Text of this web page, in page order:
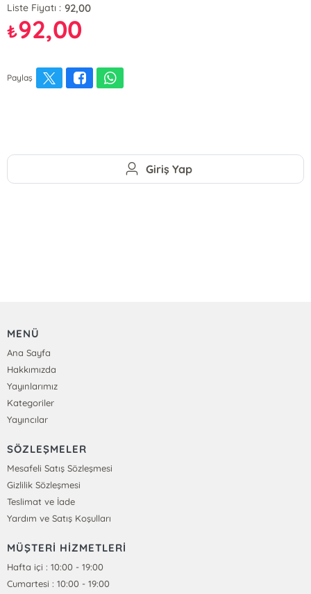
Liste Fiyatı : 92,00
₺92,00
Paylaş
Giriş Yap
MENÜ
Ana Sayfa
Hakkımızda
Yayınlarımız
Kategoriler
Yayıncılar
SÖZLEŞMELER
Mesafeli Satış Sözleşmesi
Gizlilik Sözleşmesi
Teslimat ve İade
Yardım ve Satış Koşulları
MÜŞTERİ HİZMETLERİ
Hafta içi : 10:00 - 19:00
Cumartesi : 10:00 - 19:00